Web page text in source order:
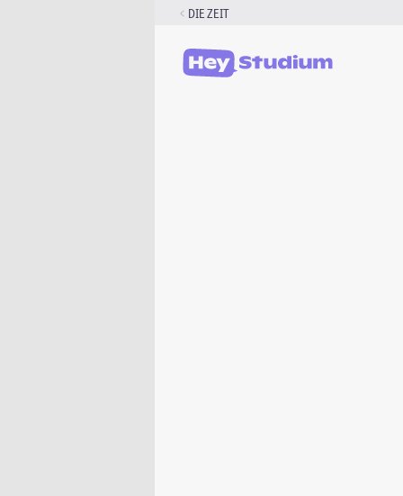
DIE ZEIT